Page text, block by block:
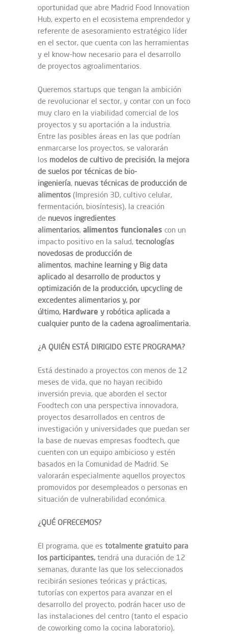
oportunidad que abre Madrid Food Innovation
Hub, experto en el ecosistema emprendedor y
referente de asesoramiento estratégico líder
en el sector, que cuenta con las herramientas
y el know-how necesario para el desarrollo
de proyectos agroalimentarios.
Queremos startups que tengan la ambición
de revolucionar el sector, y contar con un foco
muy claro en la viabilidad comercial de los
proyectos y su aportación a la industria.
Entre las posibles áreas en las que podrían
enmarcarse los proyectos, se valorarán
los modelos de cultivo de precisión, la mejora
de suelos por técnicas de bio-
ingeniería, nuevas técnicas de producción de
alimentos (Impresión 3D, cultivo celular,
fermentación, biosíntesis), la creación
de nuevos ingredientes
alimentarios, alimentos funcionales con un
impacto positivo en la salud, tecnologías
novedosas de producción de
alimentos, machine learning y Big data
aplicado al desarrollo de productos y
optimización de la producción, upcycling de
excedentes alimentarios y, por
último, Hardware y robótica aplicada a
cualquier punto de la cadena agroalimentaria.
¿A QUIÉN ESTÁ DIRIGIDO ESTE PROGRAMA?
Está destinado a proyectos con menos de 12
meses de vida, que no hayan recibido
inversión previa, que aborden el sector
Foodtech con una perspectiva innovadora,
proyectos desarrollados en centros de
investigación y universidades que puedan ser
la base de nuevas empresas foodtech, que
cuenten con un equipo ambicioso y estén
basados en la Comunidad de Madrid. Se
valorarán especialmente aquellos proyectos
promovidos por desempleados o personas en
situación de vulnerabilidad económica.
¿QUÉ OFRECEMOS?
El programa, que es totalmente gratuito para
los participantes, tendrá una duración de 12
semanas, durante las que los seleccionados
recibirán sesiones teóricas y prácticas,
tutorías con expertos para avanzar en el
desarrollo del proyecto, podrán hacer uso de
las instalaciones del centro (tanto el espacio
de coworking como la cocina laboratorio),